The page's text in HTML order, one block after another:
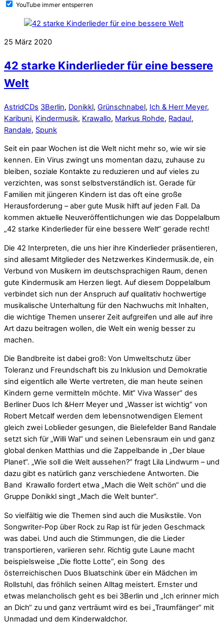
YouTube immer entsperren
25 März 2020
42 starke Kinderlieder für eine bessere
Welt
AstridCDs 3Berlin, Donikkl, Grünschnabel, Ich & Herr Meyer,
Karibuni, Kindermusik, Krawallo, Markus Rohde, Radau!,
Randale, Spunk
Seit ein paar Wochen ist die Welt nicht mehr so, wie wir sie
kennen. Ein Virus zwingt uns momentan dazu, zuhause zu
bleiben, soziale Kontakte zu reduzieren und auf vieles zu
verzichten, was sonst selbstverständlich ist. Gerade für
Familien mit jüngeren Kindern ist das oft eine große
Herausforderung – aber gute Musik hilft auf jeden Fall. Da
kommen aktuelle Neuveröffentlichungen wie das Doppelalbum
„42 starke Kinderlieder für eine bessere Welt“ gerade recht!
Die 42 Interpreten, die uns hier ihre Kinderlieder präsentieren,
sind allesamt Mitglieder des Netzwerkes Kindermusik.de, ein
Verbund von Musikern im deutschsprachigen Raum, denen
gute Kindermusik am Herzen liegt. Auf diesem Doppelalbum
verbindet sich nun der Anspruch auf qualitativ hochwertige
musikalische Unterhaltung für den Nachwuchs mit Inhalten,
die wichtige Themen unserer Zeit aufgreifen und alle auf ihre
Art dazu beitragen wollen, die Welt ein wenig besser zu
machen.
Die Bandbreite ist dabei groß: Von Umweltschutz über
Toleranz und Freundschaft bis zu Inklusion und Demokratie
sind eigentlich alle Werte vertreten, die man heute seinen
Kindern gerne vermitteln möchte. Mit“ Viva Wasser“ des
Berliner Duos Ich &Herr Meyer und „Wasser ist wichtig“ von
Robert Metcalf werden dem lebensnotwendigen Element
gleich zwei Loblieder gesungen, die Bielefelder Band Randale
setzt sich für „Willi Wal“ und seinen Lebensraum ein und ganz
global denken Matthias und die Zappelbande in „Der blaue
Planet“. „Wie soll die Welt aussehen?“ fragt Lila Lindwurm – und
dazu gibt es natürlich ganz verschiedene Antworten. Die
Band Krawallo fordert etwa „Mach die Welt schön“ und die
Gruppe Donikkl singt „Mach die Welt bunter“.
So vielfältig wie die Themen sind auch die Musikstile. Von
Songwriter-Pop über Rock zu Rap ist für jeden Geschmack
was dabei. Und auch die Stimmungen, die die Lieder
transportieren, variieren sehr. Richtig gute Laune macht
beispielsweise „Die flotte Lotte“, ein Song des
österreichischen Duos Bluatschink über ein Mädchen im
Rollstuhl, das fröhlich seinen Alltag meistert. Ernster und
etwas melancholisch geht es bei 3Berlin und „Ich erinner mich
an Dich“ zu und ganz verträumt wird es bei „Traumfänger“ mit
Unmadad und dem Kinderwaldchor.